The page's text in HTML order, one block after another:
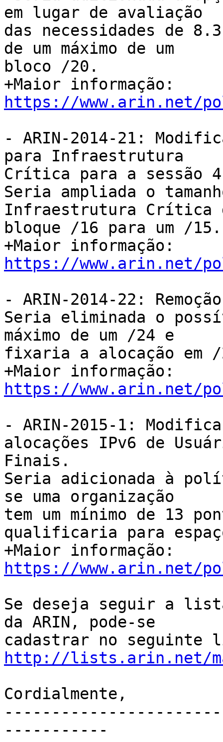
em lugar de avaliação
das necessidades de
de um máximo de um
bloco /20.
https://www.arin.net/
- ARIN-2014-21:
para Infraestrutura
Crítica para a sessão
Seria ampliada o
Infraestrutura Crítica
bloque /16 para um /15.
https://www.arin.net/
- ARIN-2014-22:
Seria eliminada o
máximo de um /24 e
fixaria a alocação em
https://www.arin.net/
- ARIN-2015-1:
alocações IPv6 de
Finais.
Seria adicionada à
se uma organização
tem um mínimo de 13
qualificaria para
https://www.arin.net/
Se deseja seguir a
da ARIN, pode-se
http://lists.arin.net/
Cordialmente,
-----------